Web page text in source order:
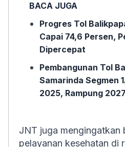
BACA JUGA
Progres Tol
Capai 74,6 Persen,
Dipercepat
Pembangunan Tol
Samarinda Segmen
2025, Rampung 2027
JNT juga mengingatkan
pelayanan kesehatan di